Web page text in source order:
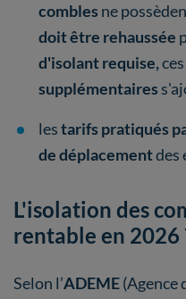
combles ne
doit être rehaussée
d'isolant requise,ces
supplémentaires
lestarifs pratiqués
de déplacementdes
L'isolation des
rentable en 2026
Selon l’ADEME(Agence